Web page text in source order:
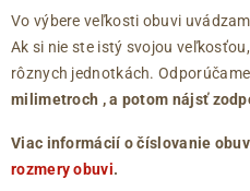
Vo výbere veľkosti obuvi
Ak si nie ste istý svojou
rôznych jednotkách.
milimetroch , a potom nájsť
Viac informácií o číslovanie
rozmery obuvi.